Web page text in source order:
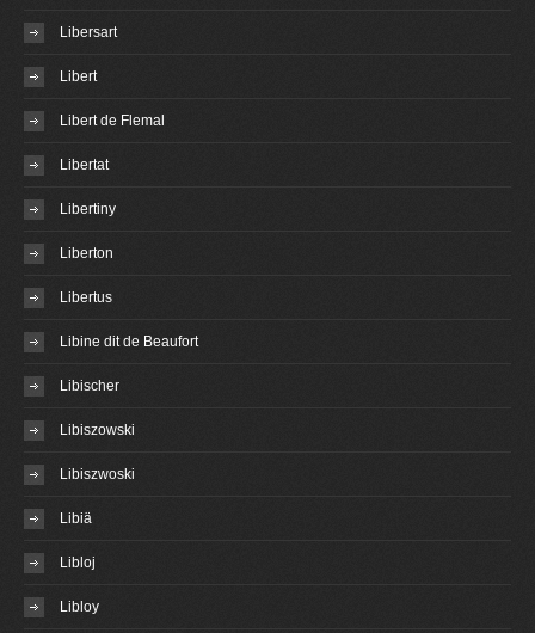
Libersart
Libert
Libert de Flemal
Libertat
Libertiny
Liberton
Libertus
Libine dit de Beaufort
Libischer
Libiszowski
Libiszwoski
Libiä
Libloj
Libloy